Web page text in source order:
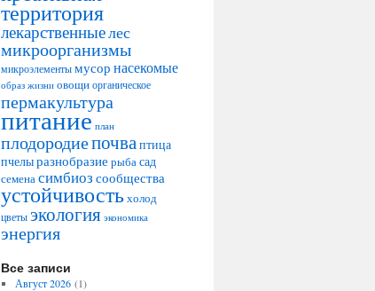
территория
лекарственныелес
микроорганизмы
микроэлементымусор насекомые
образ жизни овощи органическое
пермакультура
питание план
плодородиепочваптица
пчелыразнобразие рыбасад
семенасимбиоз сообщества
устойчивостьхолод
цветы экология экономика
энергия
Все записи
Август 2026(1)